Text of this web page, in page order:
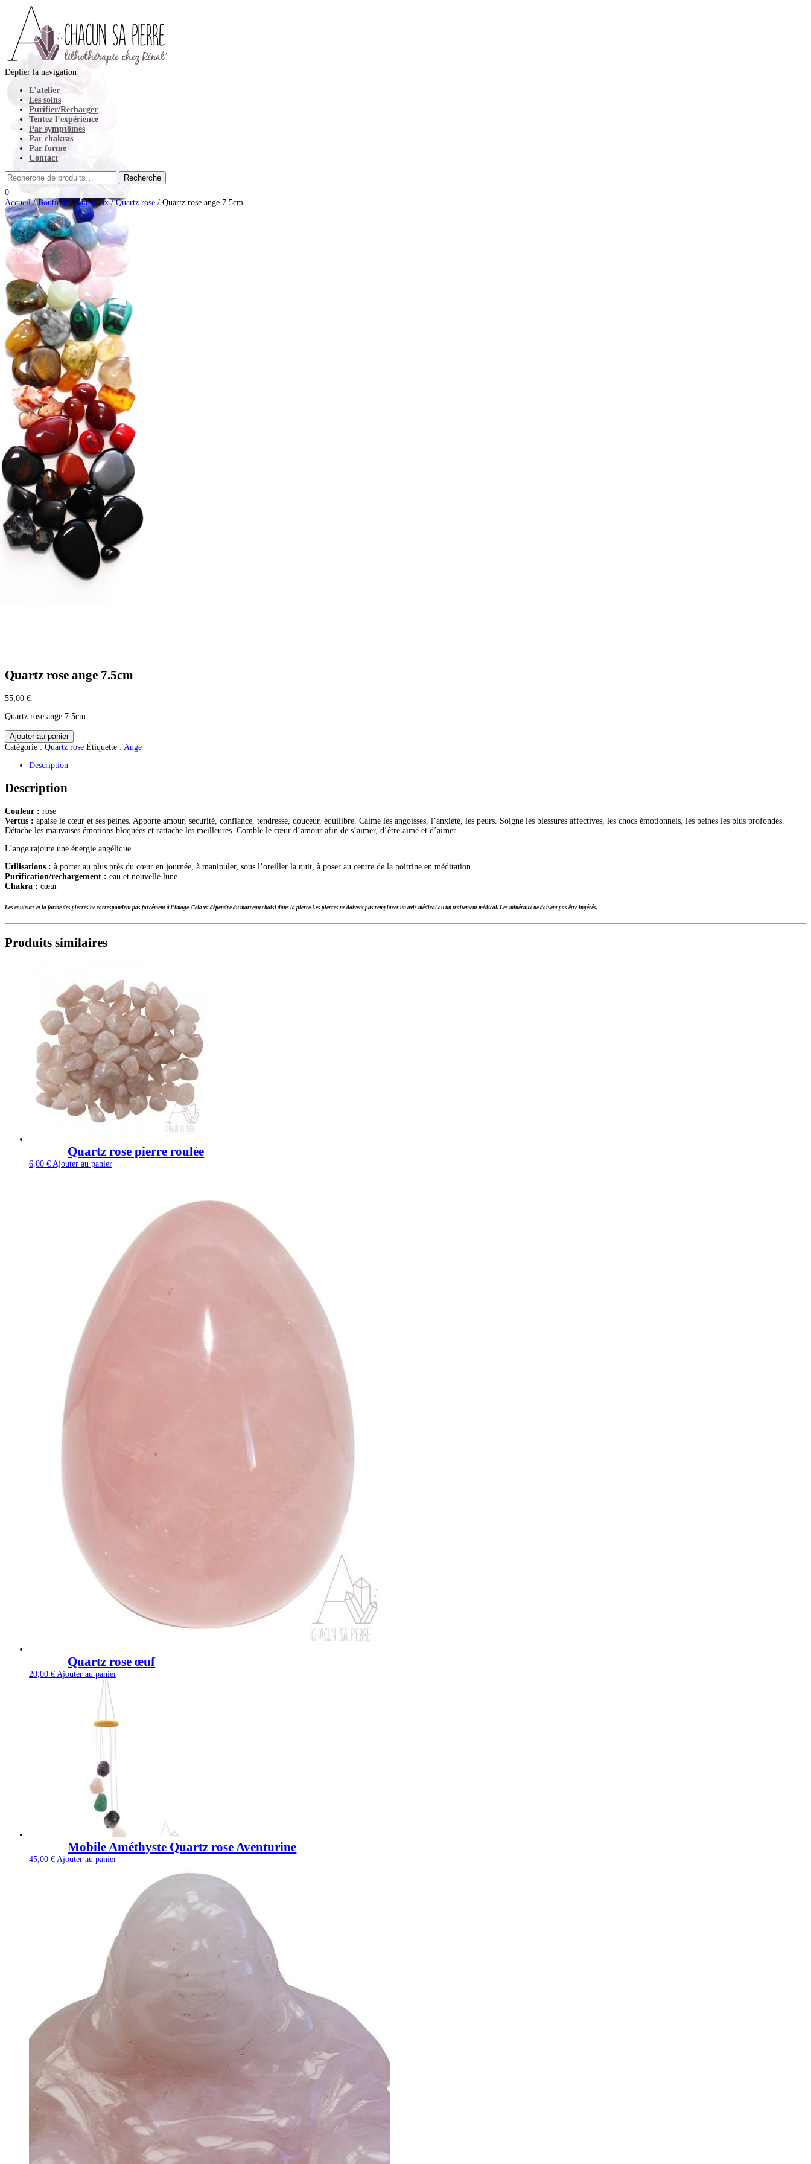
Déplier la navigation
L’atelier
Les soins
Purifier/Recharger
Tentez l’expérience
Par symptômes
Par chakras
Par forme
Contact
0
Accueil/Boutique/Minéraux/Quartz rose / Quartz rose ange 7.5cm
Quartz rose ange 7.5cm
55,00 €
Quartz rose ange 7.5cm
quantité
de
Quartz
7.5cm
Ajouter au panier
Catégorie : Quartz rose Étiquette : Ange
Description
Description
Couleur : rose
Vertus : apaise le cœur et ses peines. Apporte amour, sécurité, confiance, tendresse, douceur, équilibre. Calme les angoisses, l’anxiété, les peurs. Soigne les blessures affectives, les chocs émotionnels, les peines les plus profondes.
Détache les mauvaises émotions bloquées et rattache les meilleures. Comble le cœur d’amour afin de s’aimer, d’être aimé et d’aimer.
L’ange rajoute une énergie angélique.
Utilisations : à porter au plus près du cœur en journée, à manipuler, sous l’oreiller la nuit, à poser au centre de la poitrine en méditation
Purification/rechargement : eau et nouvelle lune
Chakra : cœur
Les couleurs et la forme des pierres ne correspondent pas forcément à l’image. Cela va dépendre du morceau choisi dans la pierre.Les pierres ne doivent pas remplacer un avis médical ou un traitement médical. Les minéraux ne doivent pas être ingérés.
Produits similaires
Quartz rose pierre roulée
6,00 € Ajouter au panier
Quartz rose œuf
20,00 € Ajouter au panier
Mobile Améthyste Quartz rose Aventurine
45,00 € Ajouter au panier